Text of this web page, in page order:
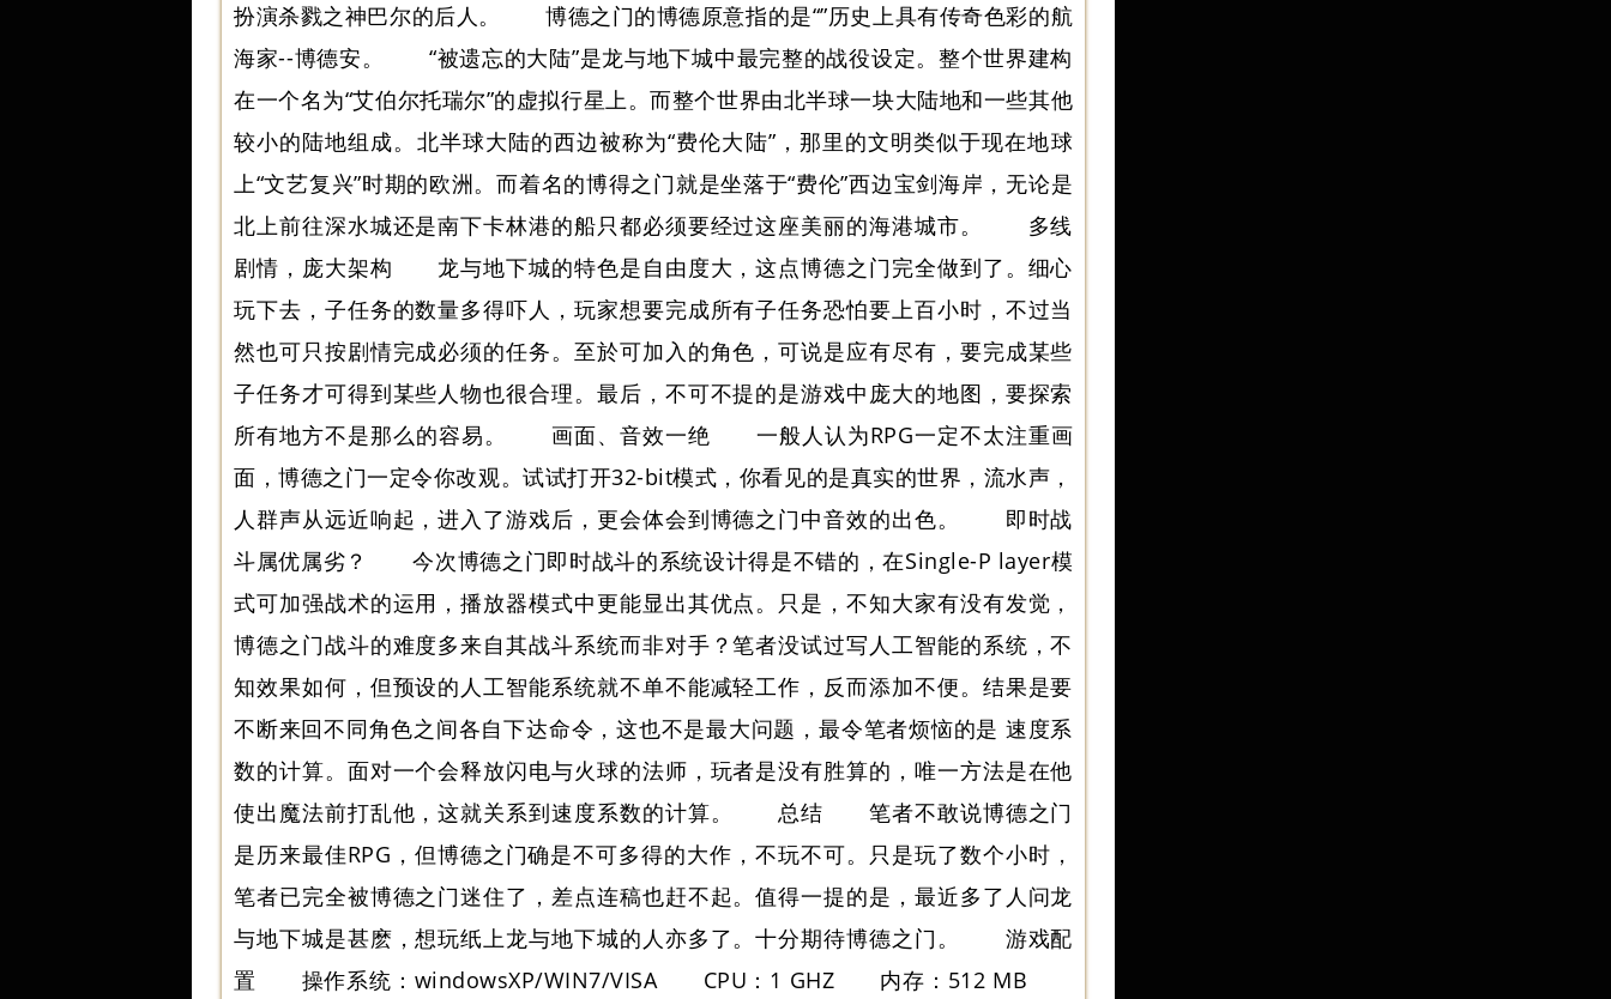
扮演杀戮之神巴尔的后人。 博德之门的博德原意指的是“”历史上具有传奇色彩的航
海家--博德安。 “被遗忘的大陆”是龙与地下城中最完整的战役设定。整个世界建构
在一个名为“艾伯尔托瑞尔”的虚拟行星上。而整个世界由北半球一块大陆地和一些其他
较小的陆地组成。北半球大陆的西边被称为“费伦大陆”，那里的文明类似于现在地球
上“文艺复兴”时期的欧洲。而着名的博得之门就是坐落于“费伦”西边宝剑海岸，无论是
北上前往深水城还是南下卡林港的船只都必须要经过这座美丽的海港城市。 多线
剧情，庞大架构 龙与地下城的特色是自由度大，这点博德之门完全做到了。细心
玩下去，子任务的数量多得吓人，玩家想要完成所有子任务恐怕要上百小时，不过当
然也可只按剧情完成必须的任务。至於可加入的角色，可说是应有尽有，要完成某些
子任务才可得到某些人物也很合理。最后，不可不提的是游戏中庞大的地图，要探索
所有地方不是那么的容易。 画面、音效一绝 一般人认为RPG一定不太注重画
面，博德之门一定令你改观。试试打开32-bit模式，你看见的是真实的世界，流水声，
人群声从远近响起，进入了游戏后，更会体会到博德之门中音效的出色。 即时战
斗属优属劣？ 今次博德之门即时战斗的系统设计得是不错的，在Single-P layer模
式可加强战术的运用，播放器模式中更能显出其优点。只是，不知大家有没有发觉，
博德之门战斗的难度多来自其战斗系统而非对手？笔者没试过写人工智能的系统，不
知效果如何，但预设的人工智能系统就不单不能减轻工作，反而添加不便。结果是要
不断来回不同角色之间各自下达命令，这也不是最大问题，最令笔者烦恼的是 速度系
数的计算。面对一个会释放闪电与火球的法师，玩者是没有胜算的，唯一方法是在他
使出魔法前打乱他，这就关系到速度系数的计算。 总结 笔者不敢说博德之门
是历来最佳RPG，但博德之门确是不可多得的大作，不玩不可。只是玩了数个小时，
笔者已完全被博德之门迷住了，差点连稿也赶不起。值得一提的是，最近多了人问龙
与地下城是甚麽，想玩纸上龙与地下城的人亦多了。十分期待博德之门。 游戏配
置 操作系统：windowsXP/WIN7/VISA CPU：1 GHZ 内存：512 MB